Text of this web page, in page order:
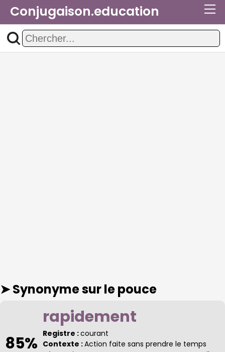
Conjugaison.education
➤ Synonymesur le pouce
85%
rapidement
Registre :courant
Contexte :Action faite sans prendre le temps